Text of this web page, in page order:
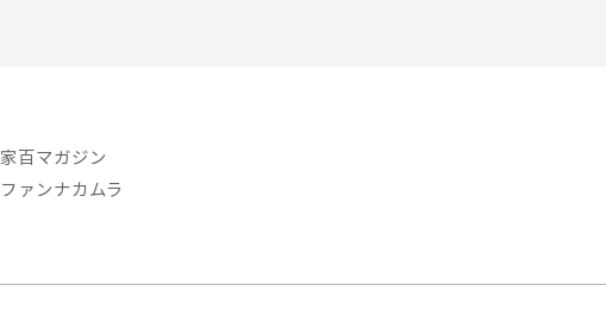
家百マガジン
ファンナカムラ